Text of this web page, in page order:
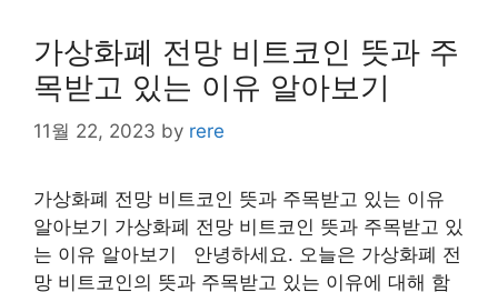
가상화폐 전망 비트코인 뜻과 주
목받고 있는 이유 알아보기
11월 22, 2023 by rere
가상화폐 전망 비트코인 뜻과 주목받고 있는 이유
알아보기 가상화폐 전망 비트코인 뜻과 주목받고 있
는 이유 알아보기 안녕하세요. 오늘은 가상화폐 전
망 비트코인의 뜻과 주목받고 있는 이유에 대해 함